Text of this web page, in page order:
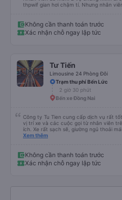
thpwif gian hơi chậm tí. Nhưng nhân
Không cần thanh toán trước
Xác nhận chỗ ngay lập tức
Tư Tiến
Limousine 24 Phòng Đôi
Trạm thu phí Bến Lức
2 giờ 30 phút
Bến xe Đồng Nai
Công ty Tu Tien cung cấp dịch vụ rất
vị trí xe và các cuộc gọi từ nhân viên
ích. Xe rất sạch sẽ, giường ngủ thoải
và cổng USB được đặt ở vị trí thuận
Xem thêm
Không cần thanh toán trước
Xác nhận chỗ ngay lập tức